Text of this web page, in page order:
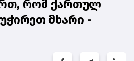
რომ ქართულ
მხარი -